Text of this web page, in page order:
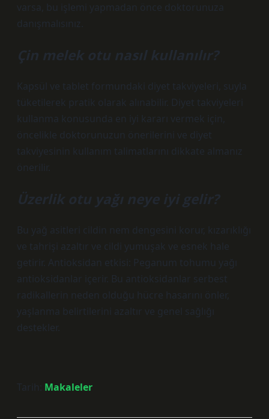
varsa, bu işlemi yapmadan önce doktorunuza
danışmalısınız.
Çin melek otu nasıl kullanılır?
Kapsül ve tablet formundaki diyet takviyeleri, suyla
tüketilerek pratik olarak alınabilir. Diyet takviyeleri
kullanma konusunda en iyi kararı vermek için,
öncelikle doktorunuzun önerilerini ve diyet
takviyesinin kullanım talimatlarını dikkate almanız
önerilir.
Üzerlik otu yağı neye iyi gelir?
Bu yağ asitleri cildin nem dengesini korur, kızarıklığı
ve tahrişi azaltır ve cildi yumuşak ve esnek hale
getirir. Antioksidan etkisi: Peganum tohumu yağı
antioksidanlar içerir. Bu antioksidanlar serbest
radikallerin neden olduğu hücre hasarını önler,
yaşlanma belirtilerini azaltır ve genel sağlığı
destekler.
Tarih: Makaleler